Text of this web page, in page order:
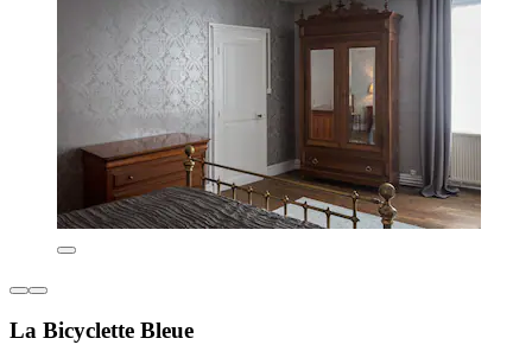
La Bicyclette Bleue